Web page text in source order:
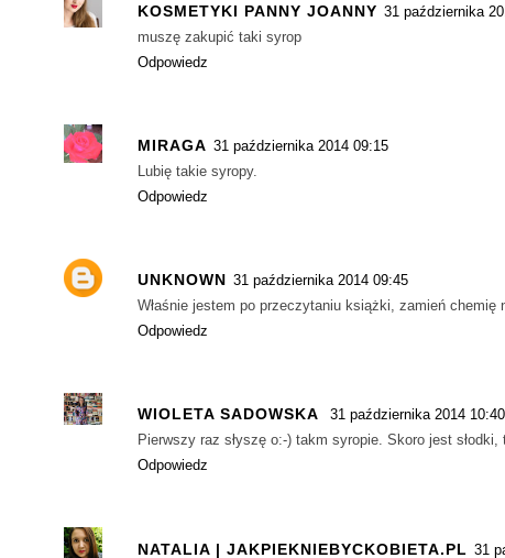
KOSMETYKI PANNY JOANNY 31 października
muszę zakupić taki syrop
Odpowiedz
MIRAGA 31 października 2014 09:15
Lubię takie syropy.
Odpowiedz
UNKNOWN 31 października 2014 09:45
Właśnie jestem po przeczytaniu książki, zamień chemię
Odpowiedz
WIOLETA SADOWSKA
31 października 2014 10:40
Pierwszy raz słyszę o:-) takm syropie. Skoro jest
Odpowiedz
NATALIA | JAKPIEKNIEBYCKOBIETA.PL 31